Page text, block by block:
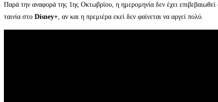
Παρά την αναφορά της 1ης Οκτωβρίου, η ημερομηνία δεν έχει
ταινία στο Disney+ , αν και η πρεμιέρα εκεί δεν φαίνεται να αργεί πολύ.